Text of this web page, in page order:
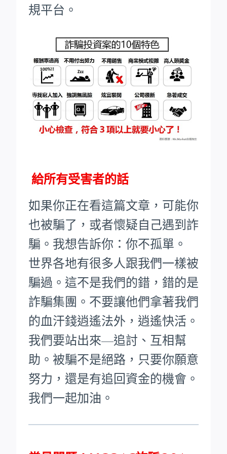
規平台。
給所有受害者的話
如果你正在看這篇文章，可能你
也被騙了，或者懷疑自己遇到詐
騙。我想告訴你：你不孤單。
世界各地有很多人跟我們一樣被
騙過。這不是我們的錯，錯的是
詐騙集團。不要讓他們拿著我們
的血汗錢逍遙法外，逍遙快活。
我們要站出來—追討、互相幫
助。被騙不是絕路，只要你願意
努力，還是有追回資金的機會。
我們一起加油。